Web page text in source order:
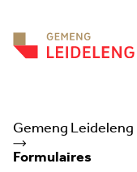
Gemeng Leideleng
Formulaires